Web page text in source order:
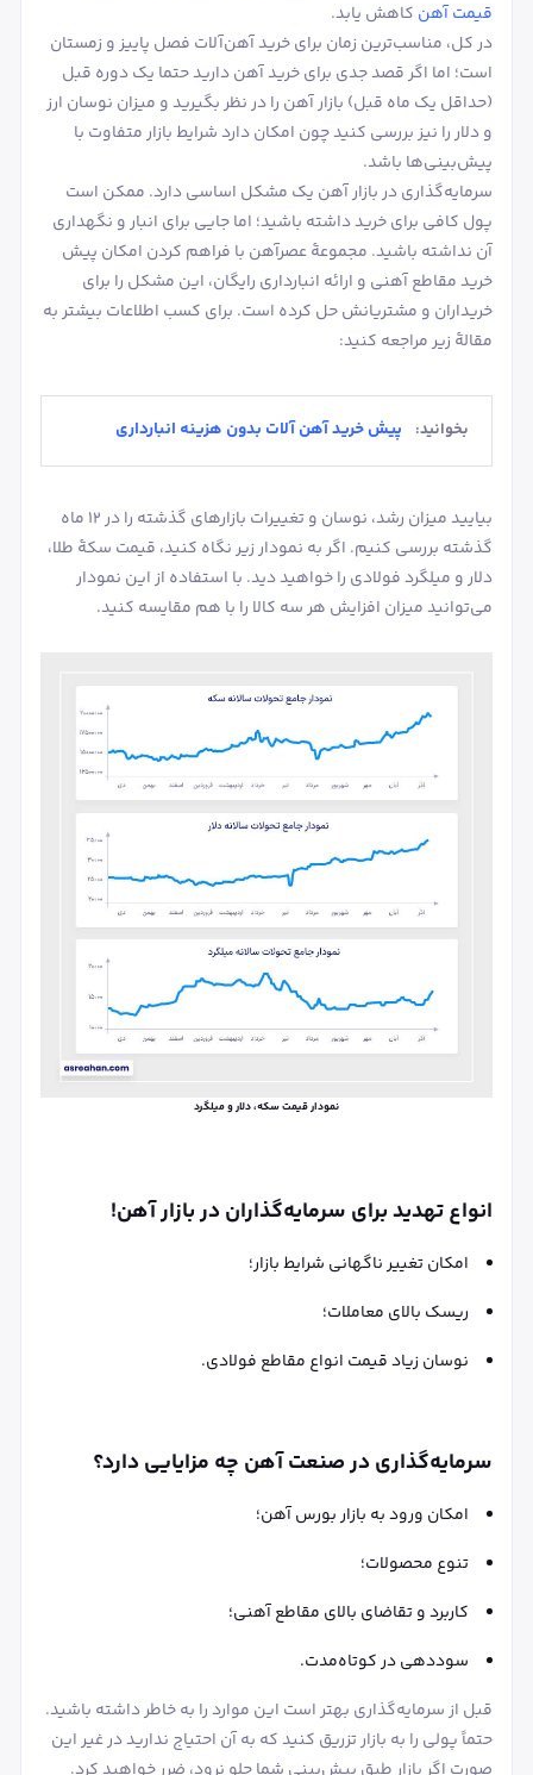
قیمت آهن کاهش یابد.
در کل، مناسب‌ترین زمان برای خرید آهن‌آلات فصل پاییز و زمستان
است؛ اما اگر قصد جدی برای خرید آهن دارید حتما یک دوره قبل
(حداقل یک ماه قبل) بازار آهن را در نظر بگیرید و میزان نوسان ارز
و دلار را نیز بررسی کنید چون امکان دارد شرایط بازار متفاوت با
پیش‌بینی‌ها باشد.
سرمایه‌گذاری در بازار آهن یک مشکل اساسی دارد. ممکن است
پول کافی برای خرید داشته باشید؛ اما جایی برای انبار و نگهداری
آن نداشته باشید. مجموعۀ عصرآهن با فراهم کردن امکان پیش
خرید مقاطع آهنی و ارائه انبارداری رایگان، این مشکل را برای
خریداران و مشتریانش حل کرده است. برای کسب اطلاعات بیشتر به
مقالۀ زیر مراجعه کنید:
بخوانید: پیش خرید آهن آلات بدون هزینه انبارداری
بیایید میزان رشد، نوسان و تغییرات بازارهای گذشته را در 12 ماه
گذشته بررسی کنیم. اگر به نمودار زیر نگاه کنید، قیمت سکۀ طلا،
دلار و میلگرد فولادی را خواهید دید. با استفاده از این نمودار
می‌توانید میزان افزایش هر سه کالا را با هم مقایسه کنید.
نمودار قیمت سکه، دلار و میلگرد
انواع تهدید برای سرمایه‌گذاران در بازار آهن!
امکان تغییر ناگهانی شرایط بازار؛
ریسک بالای معاملات؛
نوسان زیاد قیمت انواع مقاطع فولادی.
سرمایه‌گذاری در صنعت آهن چه مزایایی دارد؟
امکان ورود به بازار بورس آهن؛
تنوع محصولات؛
کاربرد و تقاضای بالای مقاطع آهنی؛
سوددهی در کوتاه‌مدت.
قبل از سرمایه‌گذاری بهتر است این موارد را به خاطر داشته باشید.
حتماً پولی را به بازار تزریق کنید که به آن احتیاج ندارید در غیر این